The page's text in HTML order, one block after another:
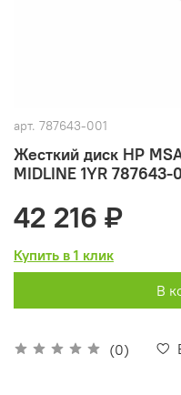
арт. 787643-001
Жесткий диск HP
MIDLINE 1YR 787643-
(0)
42 216 ₽
Купить в 1 клик
В